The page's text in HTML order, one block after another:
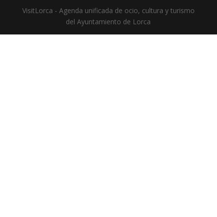
VisitLorca - Agenda unificada de ocio, cultura y turismo
del Ayuntamiento de Lorca